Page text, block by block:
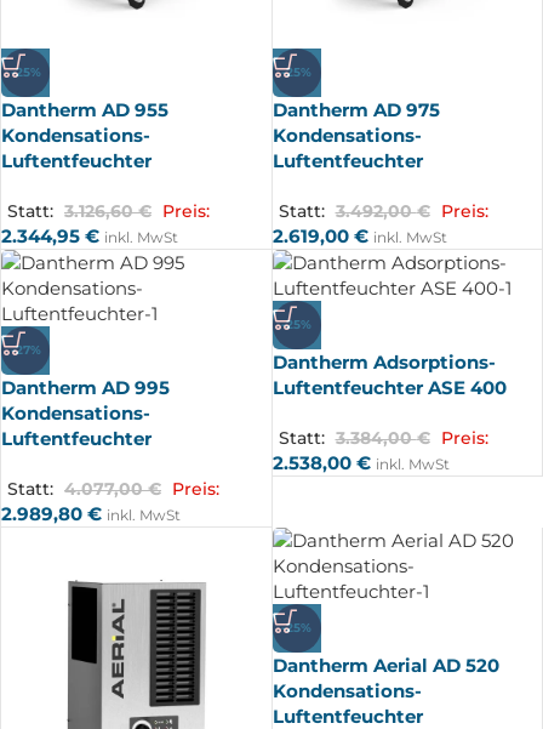
-25%
Dantherm AD 955
Kondensations-
Luftentfeuchter
Statt: 3.126,60€ Preis:
2.344,95 € inkl. MwSt
-25%
Dantherm AD 975
Kondensations-
Luftentfeuchter
Statt: 3.492,00€ Preis:
2.619,00 € inkl. MwSt
-27%
Dantherm AD 995
Kondensations-
Luftentfeuchter
Statt: 4.077,00€ Preis:
2.989,80 € inkl. MwSt
-25%
Dantherm Adsorptions-
Luftentfeuchter ASE 400
Statt: 3.384,00€ Preis:
2.538,00 € inkl. MwSt
-25%
Dantherm Aerial AD 520
Kondensations-
Luftentfeuchter